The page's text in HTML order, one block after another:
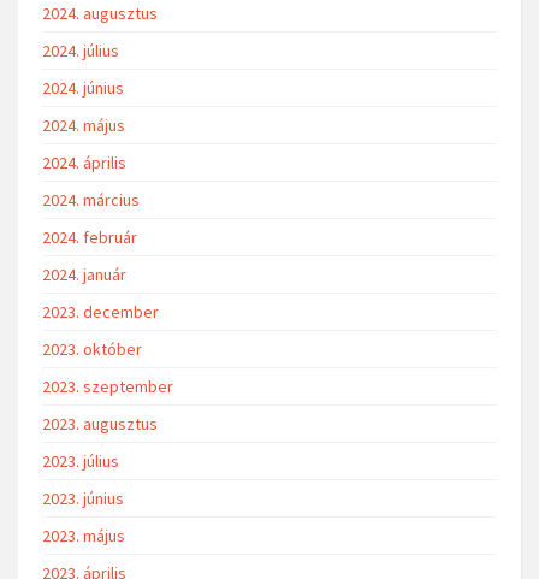
2024. augusztus
2024. július
2024. június
2024. május
2024. április
2024. március
2024. február
2024. január
2023. december
2023. október
2023. szeptember
2023. augusztus
2023. július
2023. június
2023. május
2023. április